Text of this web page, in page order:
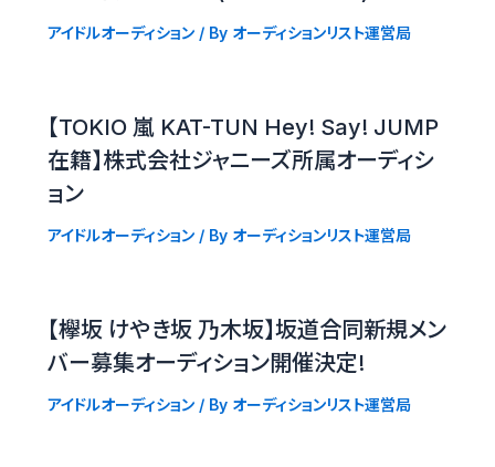
アイドルオーディション/ By オーディションリスト運営局
【TOKIO 嵐 KAT-TUN Hey! Say! JUMP
在籍】株式会社ジャニーズ所属オーディシ
ョン
アイドルオーディション/ By オーディションリスト運営局
【欅坂 けやき坂 乃木坂】坂道合同新規メン
バー募集オーディション開催決定!
アイドルオーディション/ By オーディションリスト運営局